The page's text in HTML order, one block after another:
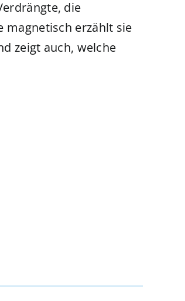
die
magnetisch erzählt sie
zeigt auch, welche